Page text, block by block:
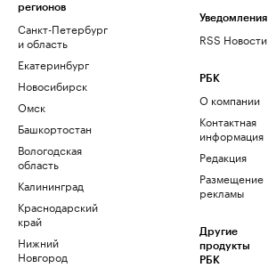
регионов
Санкт-Петербург
и область
Екатеринбург
Новосибирск
Омск
Башкортостан
Вологодская
область
Калининград
Краснодарский
край
Нижний
Новгород
Уведомления
RSS Новости
РБК
О компании
Контактная
информация
Редакция
Размещение
рекламы
Другие
продукты
РБК